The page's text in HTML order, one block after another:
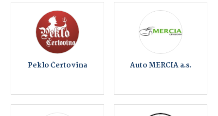
Peklo Čertovina Auto MERCIA a.s.